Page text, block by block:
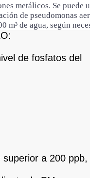
metálicos. Se
de pseudomonas
m³ de agua, según
de fosfatos del
a 200 ppb,